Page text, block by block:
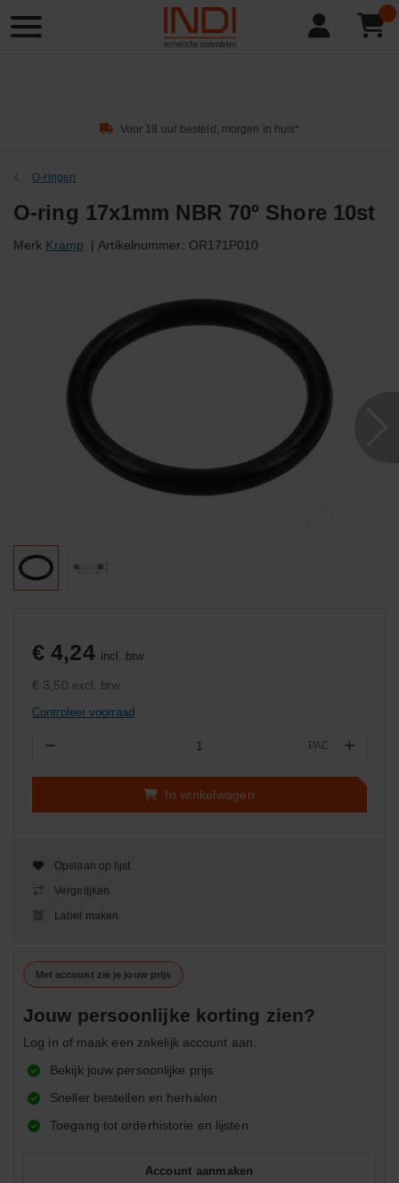
Product
zoeken
Voor 18 uur besteld, morgen in huis*
O-ringen
O-ring 17x1mm NBR 70º Shore 10st
Merk Kramp | Artikelnummer: OR171P010
€ 4,24 incl. btw
€ 3,50 excl. btw
Controleer voorraad
− PAC +
In winkelwagen
Opslaan op lijst
Vergelijken
Label maken
Met account zie je jouw prijs
Jouw persoonlijke korting zien?
Log in of maak een zakelijk account aan.
Bekijk jouw persoonlijke prijs
Sneller bestellen en herhalen
Toegang tot orderhistorie en lijsten
Account aanmaken